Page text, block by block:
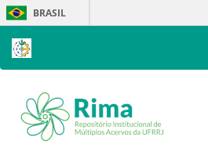
Skip
navigation
BRASIL